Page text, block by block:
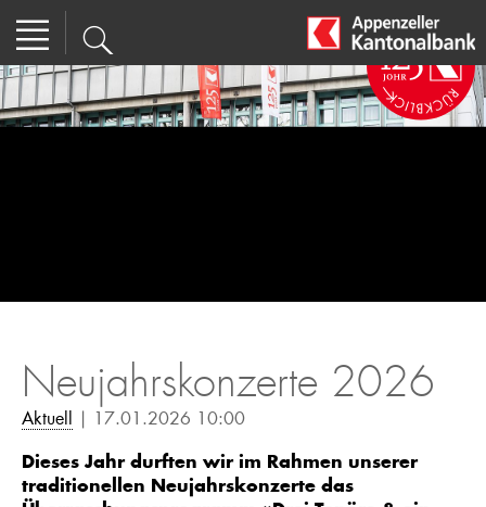
Neujahrskonzerte 2026
Aktuell | 17.01.2026 10:00
Dieses Jahr durften wir im Rahmen unserer
traditionellen Neujahrskonzerte das